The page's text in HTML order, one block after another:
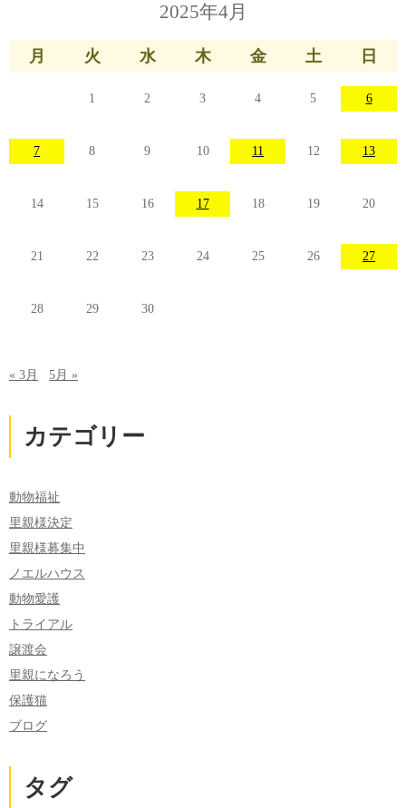
2025年4月
月 火 水 木 金 土 日
1 2 3 4 5 6
7 8 9 10 11 12 13
14 15 16 17 18 19 20
21 22 23 24 25 26 27
28 29 30
« 3月 5月 »
カテゴリー
動物福祉
里親様決定
里親様募集中
ノエルハウス
動物愛護
トライアル
譲渡会
里親になろう
保護猫
ブログ
タグ